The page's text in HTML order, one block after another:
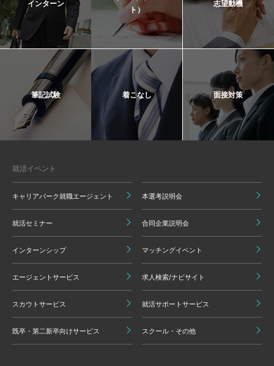
インターン
ト）
志望動機
筆記試験 着こなし 面接対策
就活イベント
キャリアパーク就職エージェント 本選考説明会
就活セミナー 合同企業説明会
インターンシップ マッチングイベント
エージェントサービス 求人検索/ナビサイト
スカウトサービス 就活サポートサービス
既卒・第二新卒向けサービス スクール・その他